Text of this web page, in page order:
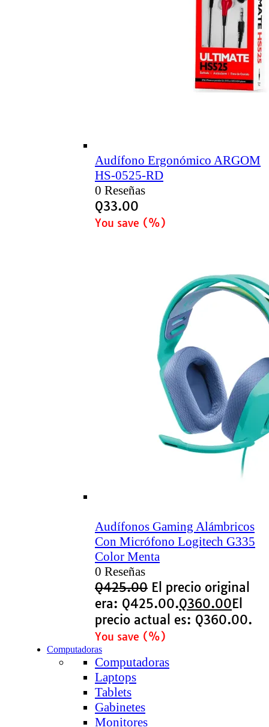
Audífono Ergonómico ARGOM
HS-0525-RD
0 Reseñas
Q33.00
You save (%)
Audífonos Gaming Alámbricos
Con Micrófono Logitech G335
Color Menta
0 Reseñas
Q425.00 El precio original
era: Q425.00.Q360.00El
precio actual es: Q360.00.
You save (%)
Computadoras
Computadoras
Laptops
Tablets
Gabinetes
Monitores